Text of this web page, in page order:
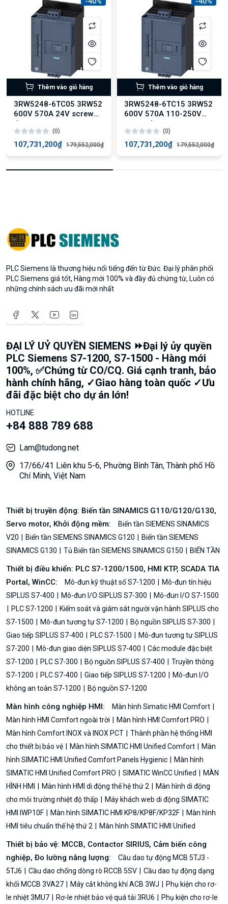
Thêm vào giỏ hàng
3RW5248-6TC05 3RW52
600V 570A 24V screw
therm
(0)
107,731,200₫ 179,552,000₫
Thêm vào giỏ hàng
3RW5248-6TC15 3RW52
600V 570A 110-250V
screw therm
(0)
107,731,200₫ 179,552,000₫
PLC Siemens là thương hiệu nổi tiếng đến từ Đức. Đại lý phân phối
PLC Siemens giá tốt, Hàng mới 100% và đầy đủ chứng từ, Luôn có
những chính sách ưu đãi mới nhất
ĐẠI LÝ UỶ QUYỀN SIEMENS ⏩Đại lý ủy quyền
PLC Siemens S7-1200, S7-1500 - Hàng mới
100%, ✅Chứng từ CO/CQ. Giá cạnh tranh, bảo
hành chính hãng, ✓Giao hàng toàn quốc ✓Ưu
đãi đặc biệt cho dự án lớn!
HOTLINE
+84 888 789 688
Lam@tudong.net
17/66/41 Liên khu 5-6, Phường Bình Tân, Thành phố Hồ
Chí Minh, Việt Nam
Thiết bị truyền động: Biến tần SINAMICS G110/G120/G130,
Servo motor, Khởi động mềm:
Biến tần SIEMENS SINAMICS
V20
Biến tần SIEMENS SINAMICS G120
Biến tần SIEMENS
SINAMICS G130
Tủ Biến tần SIEMENS SINAMICS G150 BIẾN TẦN
Thiết bị điều khiển: PLC S7-1200/1500, HMI KTP, SCADA TIA
Portal, WinCC:
Mô-đun kỹ thuật số S7-1200
Mô-đun tín hiệu
SIPLUS S7-400
Mô-đun I/O SIPLUS S7-300
Mô-đun I/O S7-1500
PLC S7-1200
Kiểm soát và giám sát người vận hành SIPLUS cho
S7-1500
Mô-đun tương tự S7-1200
Bộ nguồn SIPLUS S7-300
Giao tiếp SIPLUS S7-400
PLC S7-1500
Mô-đun tương tự SIPLUS
S7-200
Mô-đun giao diện SIPLUS S7-400
Các module đặc biệt
S7-1200
PLC S7-300 Bộ nguồn SIPLUS S7-400
Truyền thông
S7-1200
PLC S7-400 Giao tiếp SIPLUS S7-1200
Mô-đun I/O
không an toàn S7-1200
Bộ nguồn S7-1200
Màn hình công nghiệp HMI:
Màn hình Simatic HMI Comfort
Màn hình HMI Comfort ngoài trời
Màn hình HMI Comfort PRO
Màn hình Comfort INOX và INOX PCT
Thành phần hệ thống HMI
cho thiết bị bảo vệ
Màn hình SIMATIC HMI Unified Comfort
Màn
hình SIMATIC HMI Unified Comfort Panels Hygienic
Màn hình
SIMATIC HMI Unified Comfort PRO
SIMATIC WinCC Unified
MÀN
HÌNH HMI
Màn hình HMI di động thế hệ thứ 2
Màn hình di động
cho môi trường nhiệt độ thấp
Máy khách web di động SIMATIC
HMI IWP10F
Màn hình SIMATIC HMI KP8/KP8F/KP32F
Màn hình
HMI tiêu chuẩn thế hệ thứ 2
Màn hình SIMATIC HMI Unified
Thiết bị bảo vệ: MCCB, Contactor SIRIUS, Cảm biến công
nghiệp, Đo lường năng lượng:
Cầu dao tự động MCB 5TJ3 -
5TJ6
Cầu dao chống dòng rò RCCB 5SV
Cầu dao tự động dạng
khối MCCB 3VA27
Máy cắt không khí ACB 3WJ
Phụ kiện cho rơ-
le nhiệt 3MU7
Rơ-le nhiệt bảo vệ quá tải 3RU6
Phụ kiện cho rơ-le